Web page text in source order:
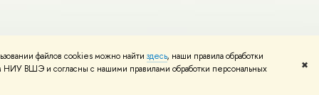
файлов cookies можно найти здесь, наши правила обработки
НИУ ВШЭ и согласны с нашими правилами обработки персональных
✖
Редактору